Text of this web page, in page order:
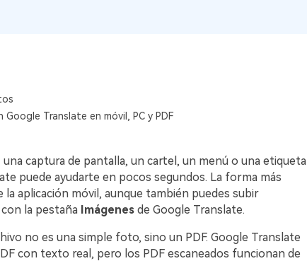
Translate en móvil, PC y PDF
captura de pantalla, un cartel, un menú o una etiqueta
puede ayudarte en pocos segundos. La forma más
la aplicación móvil, aunque también puedes subir
la pestaña Imágenesde Google Translate.
no es una simple foto, sino un PDF. Google Translate
con texto real, pero los PDF escaneados funcionan de